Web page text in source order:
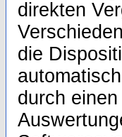
direkten
die
durch